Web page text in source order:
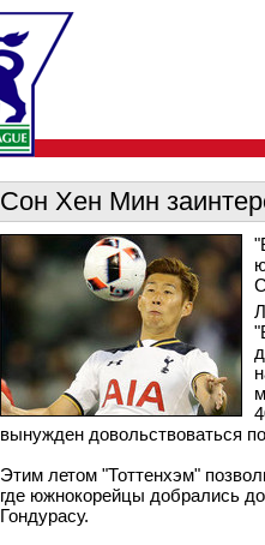
Сон Хен Мин
вынужден довольствоваться
Этим летом "Тоттенхэм"
где южнокорейцы добрались
Гондурасу.